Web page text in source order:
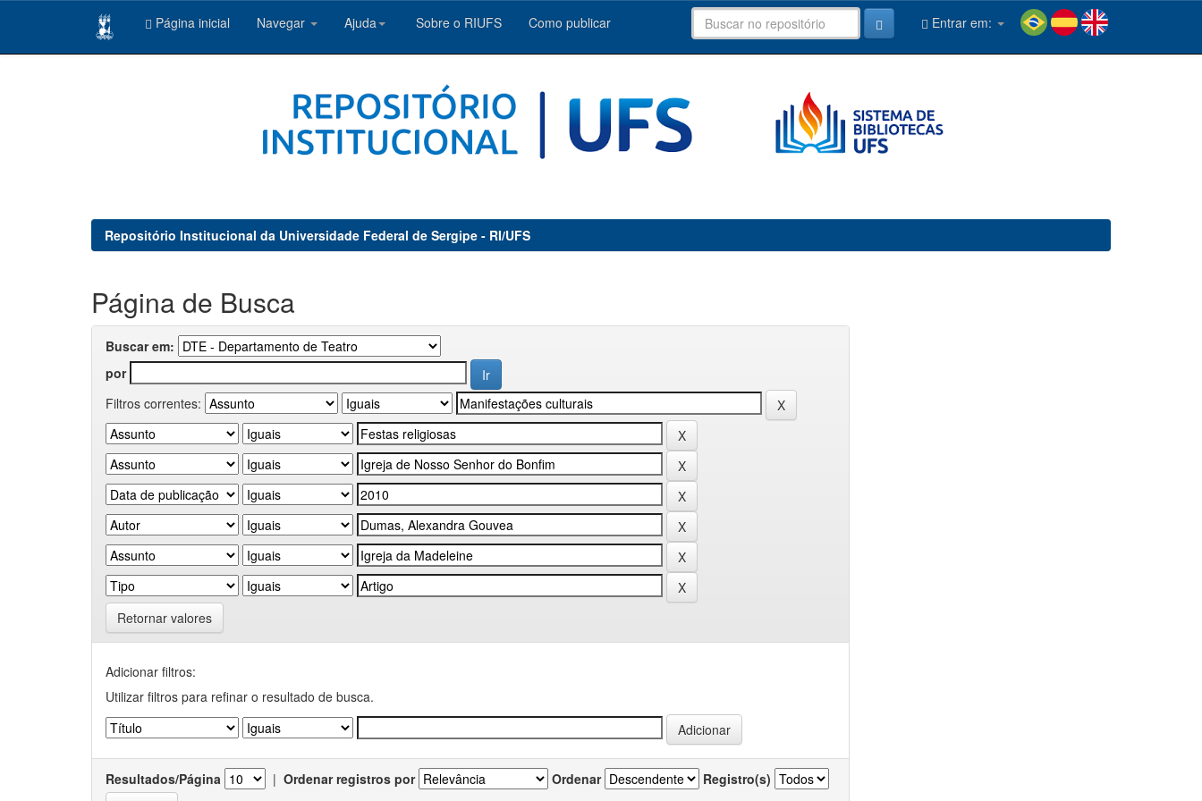
Página inicial Navegar Ajuda Sobre o RIUFS Como publicar Entrar em:
Repositório Institucional da Universidade Federal de Sergipe - RI/UFS
Página de Busca
Buscar em:
por
Filtros correntes:
Retornar valores
Adicionar filtros:
Utilizar filtros para refinar o resultado de busca.
Resultados/Página | Ordenar registros por Ordenar Registro(s)